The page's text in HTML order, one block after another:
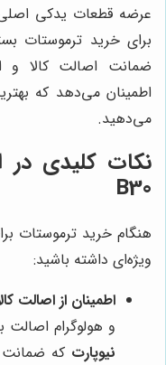
عرضه قطعات یدکی اصلی
ضمانت اصالت کالا و
اطمینان می‌دهد که
می‌دهید.
نکات کلیدی در
B30
ویژه‌ای داشته باشید:
اطمینان از اصالت
و هولوگرام اصالت
نیوپارت که ضمانت